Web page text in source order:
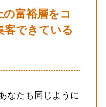
の富裕層をコ
客できている
なたも同じように